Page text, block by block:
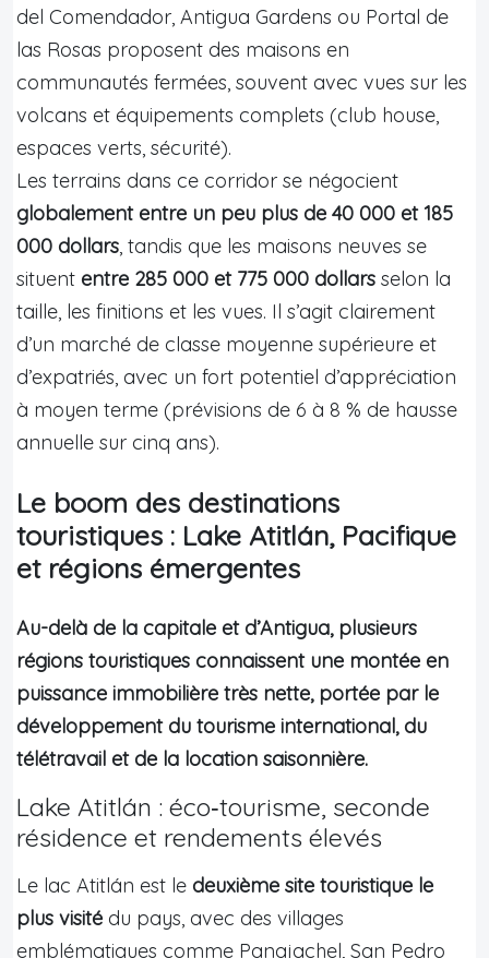
del Comendador, Antigua Gardens ou Portal de
las Rosas proposent des maisons en
communautés fermées, souvent avec vues sur les
volcans et équipements complets (club house,
espaces verts, sécurité).
Les terrains dans ce corridor se négocient
globalement entre un peu plus de 40 000 et 185
000 dollars, tandis que les maisons neuves se
situent entre 285 000 et 775 000 dollars selon la
taille, les finitions et les vues. Il s’agit clairement
d’un marché de classe moyenne supérieure et
d’expatriés, avec un fort potentiel d’appréciation
à moyen terme (prévisions de 6 à 8 % de hausse
annuelle sur cinq ans).
Le boom des destinations
touristiques : Lake Atitlán, Pacifique
et régions émergentes
Au-delà de la capitale et d’Antigua, plusieurs
régions touristiques connaissent une montée en
puissance immobilière très nette, portée par le
développement du tourisme international, du
télétravail et de la location saisonnière.
Lake Atitlán : éco‑tourisme, seconde
résidence et rendements élevés
Le lac Atitlán est le deuxième site touristique le
plus visité du pays, avec des villages
emblématiques comme Panajachel, San Pedro